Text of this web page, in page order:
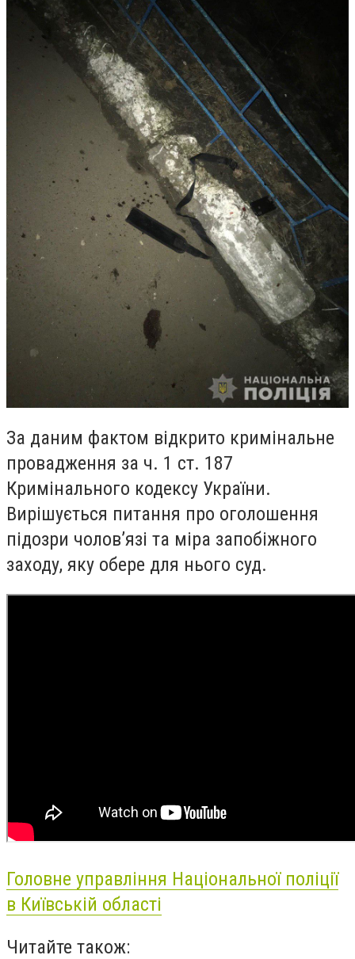
За даним фактом відкрито кримінальне
провадження за ч. 1 ст. 187
Кримінального кодексу України.
Вирішується питання про оголошення
підозри чолов’язі та міра запобіжного
заходу, яку обере для нього суд.
Головне управління Національної поліції
в Київській області
Читайте також: